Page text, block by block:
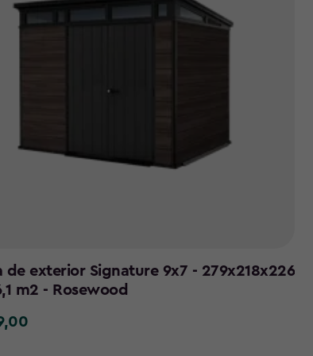
de exterior Signature 9x7 - 279x218x226
m2 - Rosewood